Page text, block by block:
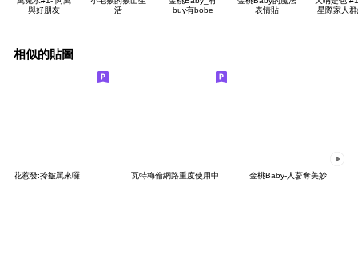
與好朋友
活
buy有bobe
表情貼
星際家人
相似的貼圖
花惹發:拎皺罵來囉 瓦特梅倫網路重度使用中 金桃Baby-人蔘奪美妙